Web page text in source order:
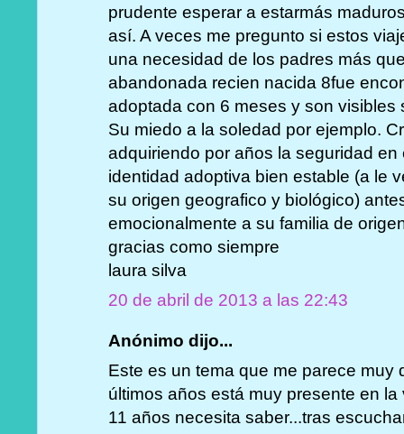
prudente esperar a estarmás
así. A veces me pregunto si estos
una necesidad de los padres más
abandonada recien nacida 8fue
adoptada con 6 meses y son
Su miedo a la soledad por ejemplo.
adquiriendo por años la seguridad
identidad adoptiva bien estable (a le
su origen geografico y biológico)
emocionalmente a su familia de
gracias como siempre
laura silva
20 de abril de 2013 a las 22:43
Anónimo dijo...
Este es un tema que me parece muy
últimos años está muy presente en
11 años necesita saber...tras